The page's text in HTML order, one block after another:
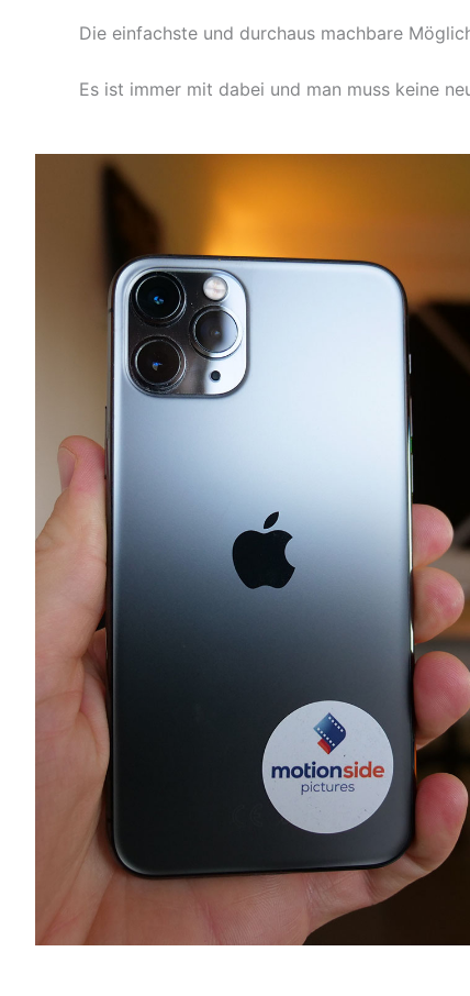
Die einfachste und durchaus machbare
Es ist immer mit dabei und man muss keine